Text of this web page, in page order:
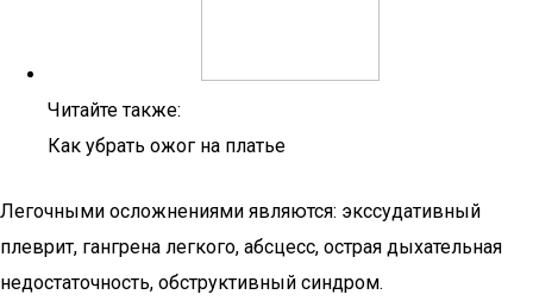
Читайте также:
Как убрать ожог на платье
Легочными осложнениями являются: экссудативный
плеврит, гангрена легкого, абсцесс, острая дыхательная
недостаточность, обструктивный синдром.